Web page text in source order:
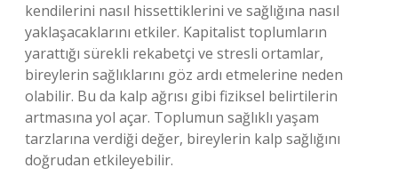
kendilerini nasıl hissettiklerini ve sağlığına nasıl
yaklaşacaklarını etkiler. Kapitalist toplumların
yarattığı sürekli rekabetçi ve stresli ortamlar,
bireylerin sağlıklarını göz ardı etmelerine neden
olabilir. Bu da kalp ağrısı gibi fiziksel belirtilerin
artmasına yol açar. Toplumun sağlıklı yaşam
tarzlarına verdiği değer, bireylerin kalp sağlığını
doğrudan etkileyebilir.